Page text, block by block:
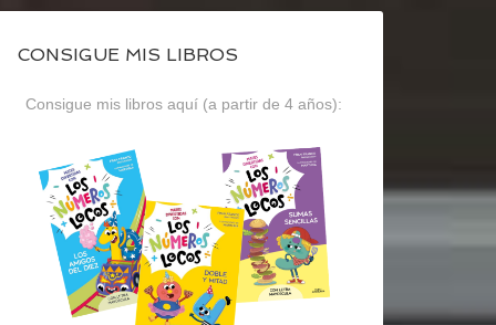
CONSIGUE MIS LIBROS
Consigue mis libros aquí (a partir de 4 años):